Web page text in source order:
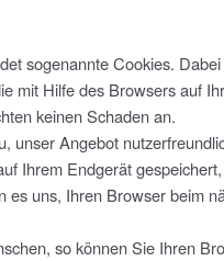
sogenannte Cookies.
mit Hilfe des Browsers auf
keinen Schaden an.
unser Angebot
Ihrem Endgerät
es uns, Ihren Browser beim
so können Sie Ihren